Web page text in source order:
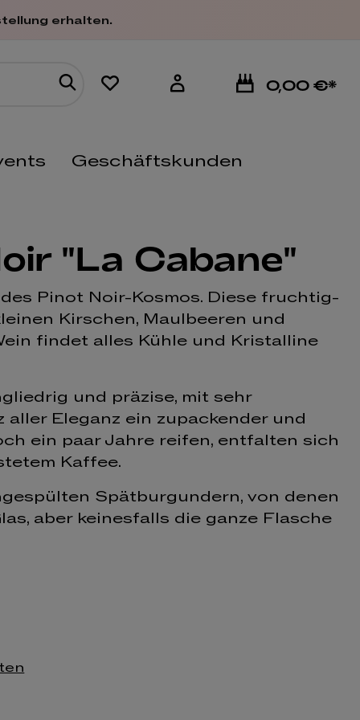
erhalten.
0,00 €*
Geschäftskunden
"La Cabane"
Pinot Noir-Kosmos. Diese fruchtig-
Kirschen, Maulbeeren und
findet alles Kühle und Kristalline
und präzise, mit sehr
Eleganz ein zupackender und
ein paar Jahre reifen, entfalten sich
Kaffee.
Spätburgundern, von denen
aber keinesfalls die ganze Flasche